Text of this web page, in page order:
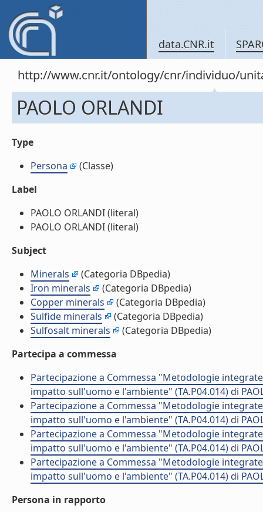
data.CNR.it
http://www.cnr.it/ontology/cnr/individuo/
PAOLO ORLANDI
Type
Persona
(Classe)
Label
PAOLO ORLANDI (literal)
PAOLO ORLANDI (literal)
Subject
Minerals
(Categoria DBpedia)
Iron minerals
(Categoria DBpedia)
Copper minerals
(Categoria DBpedia)
Sulfide minerals
(Categoria DBpedia)
Sulfosalt minerals
(Categoria DBpedia)
Partecipa a commessa
Partecipazione a Commessa "Metodologie
impatto sull'uomo e l'ambiente" (TA.P04.014) di
Partecipazione a Commessa "Metodologie
impatto sull'uomo e l'ambiente" (TA.P04.014) di
Partecipazione a Commessa "Metodologie
impatto sull'uomo e l'ambiente" (TA.P04.014) di
Partecipazione a Commessa "Metodologie
impatto sull'uomo e l'ambiente" (TA.P04.014) di
Persona in rapporto